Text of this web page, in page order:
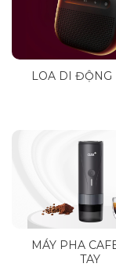
LOA DI ĐỘNG
MÁY PHA
TAY